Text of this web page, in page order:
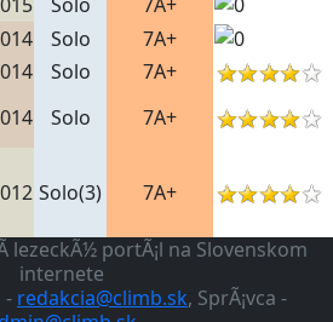
Solo
7A+
Solo
7A+
Solo 7A+
Solo(3) 7A+
lezeckÃ½ portÃ¡l na Slovenskom
internete
- redakcia@climb.sk, SprÃ¡vca -